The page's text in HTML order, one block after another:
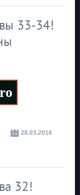
33-34!
28.03.2016
32!